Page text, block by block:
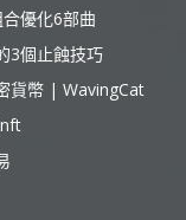
優化6部曲
3個止蝕技巧
貨幣 | WavingCat